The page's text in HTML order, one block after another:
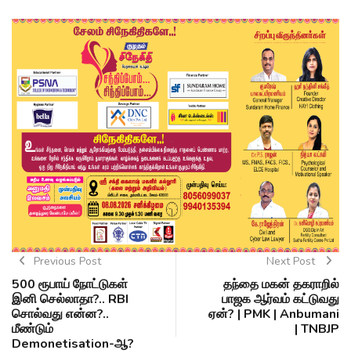
Previous Post
500 ரூபாய் நோட்டுகள்
இனி செல்லாதா?.. RBI
சொல்வது என்ன?..
மீண்டும்
Demonetisation-ஆ?
Next Post
தந்தை மகன் தகராறில்
பாஜக ஆர்வம் கட்டுவது
ஏன்? | PMK | Anbumani
| TNBJP